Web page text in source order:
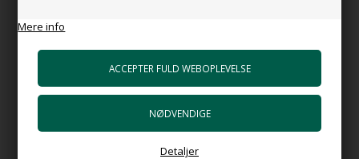
Mere info
Detaljer
design.
Brusearm Quadro 110 passer særdeles godt sammen med et
brusehoved i firkantet design.